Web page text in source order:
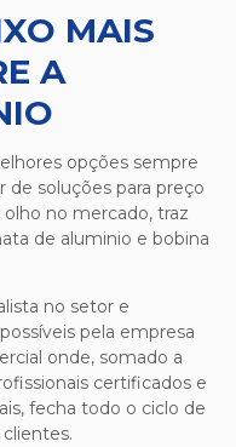
MAIS
A
opções sempre
de soluções para preço
olho no mercado, traz
de aluminio e bobina
no setor e
pela empresa
onde, somado a
certificados e
fecha todo o ciclo de